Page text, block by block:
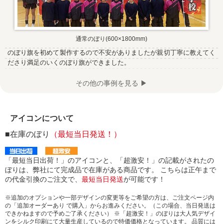
通常のぼり(600×1800mm)
のぼり旗を初めて製作するので不安がありましたが親切丁寧に教えてく
ださり満足のいくのぼり旗ができました。
その他の事例を見る ▶
アイコンについて
■在庫のぼり
（最短当日発送！）
「最短当日出荷！」のアイコンと、「超激安！」の記載がされたの
ぼりは、弊社にて完成品で在庫がある商品です。 こちらは正午まで
の代金引換のご注文で、 最短当日発送が可能です！
※追加のオプションや一部デザインの変更等をご希望の方は、ご注文ページ内
の「追加オーダーあり で購入」からお進みください。（この場合、当日発送は
できかねますので予めご了承ください） ※「超激安！」のぼりは大人気デザイ
ンをシルク印刷にて大量生産しているので特価価格となっています。 品質には